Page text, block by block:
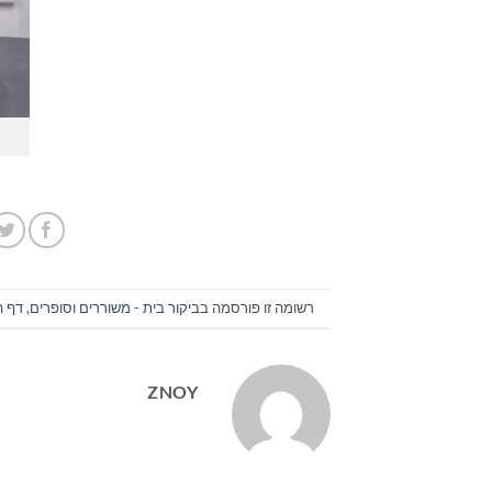
רשומה זו פורסמה בביקור בית - משוררים וסופרים,דף
ZNOY